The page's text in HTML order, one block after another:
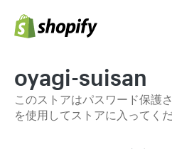
oyagi-suisan
このストアはパスワード保護
を使用してストアに入ってくだ